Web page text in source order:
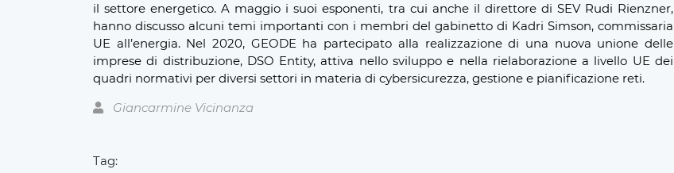
il settore energetico. A maggio i suoi esponenti, tra cui anche il direttore di SEV Rudi Rienzner,
hanno discusso alcuni temi importanti con i membri del gabinetto di Kadri Simson, commissaria
UE all’energia. Nel 2020, GEODE ha partecipato alla realizzazione di una nuova unione delle
imprese di distribuzione, DSO Entity, attiva nello sviluppo e nella rielaborazione a livello UE dei
quadri normativi per diversi settori in materia di cybersicurezza, gestione e pianificazione reti.
Giancarmine Vicinanza
Tag: